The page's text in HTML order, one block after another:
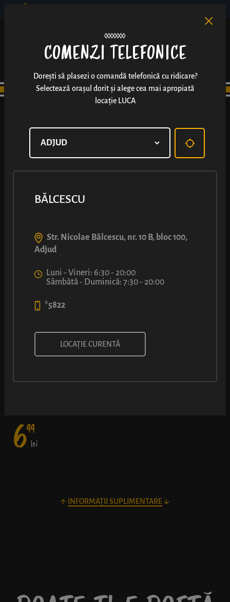
LUCA PICANT
acrișoară, și un strop de maioneză condimentată, într-un aluat
699
lei
INFORMAȚII SUPLIMENTARE
COMENZI TELEFONICE
Dorești să plasezi o comandă telefonică cu ridicare?
Selectează orașul dorit și alege cea mai apropiată
locație LUCA
BĂLCESCU
Str. Nicolae Bălcescu, nr. 10 B, bloc 100,
Adjud
Luni - Vineri: 6:30 - 20:00
Sâmbătă - Duminică: 7:30 - 20:00
*5822
LOCAȚIE CURENTĂ